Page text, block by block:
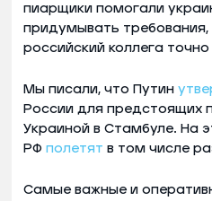
пиарщики помогали
придумывать требования,
российский коллега точно
Мы писали, что Путин
России для предстоящих
Украиной в Стамбуле. На
РФ полетят в том числе
Самые важные и